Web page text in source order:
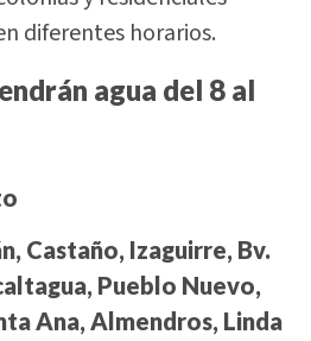
diferentes horarios.
agua del 8 al
Castaño, Izaguirre, Bv.
Pueblo Nuevo,
Ana, Almendros, Linda